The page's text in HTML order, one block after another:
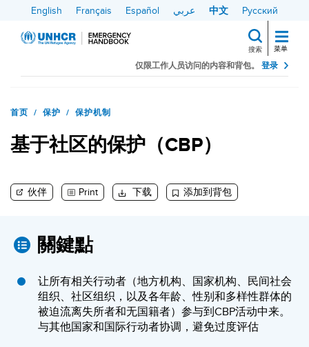
跳
主
English Français Español عربي 中文 Русский
搜索 菜单
仅限工作人员访问的内容和背包。 登录
首页 保护 保护机制
基于社区的保护（CBP）
伙伴 Print 下载 添加到背包
關鍵點
让所有相关行动者（地方机构、国家机构、民间社会
组织、社区组织，以及各年龄、性别和多样性群体的
被迫流离失所者和无国籍者）参与到CBP活动中来。
与其他国家和国际行动者协调，避免过度评估